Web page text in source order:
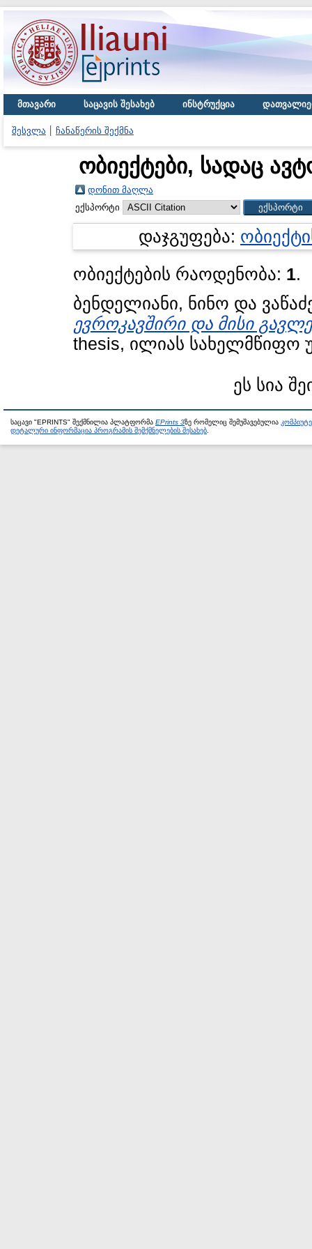
მთავარი საცავის შესახებ ინსტრუქცია
შესვლა ჩანაწერის შექმნა
ობიექტები, სადაც
დონით მაღლა
ექსპორტი
დაჯგუფება:
ობიექტების რაოდენობა: 1.
ბენდელიანი, ნინო და
ევროკავშირი და მისი
thesis, ილიას სახელმწიფო
ეს სია
საცავი "EPRINTS" შექმნილია პლატფორმა EPrints 3ზე რომელიც შემუშავებულია
დეტალური ინფორმაცია პროგრამის შემქმნელების შესახებ